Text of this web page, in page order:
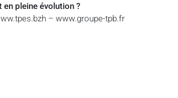
en pleine évolution ?
– www.groupe-tpb.fr